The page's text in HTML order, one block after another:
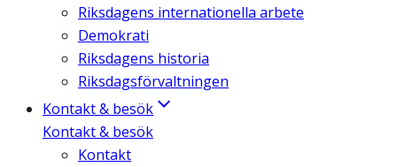
Riksdagens internationella arbete
Demokrati
Riksdagens historia
Riksdagsförvaltningen
Kontakt & besök
Kontakt & besök
Kontakt